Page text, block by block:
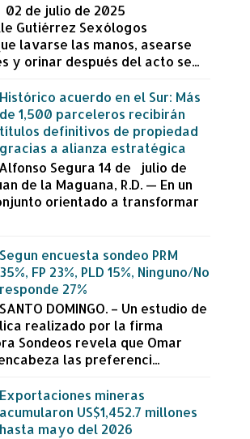
02 de julio de 2025
Gutiérrez Sexólogos
lavarse las manos, asearse
y orinar después del acto se...
Histórico acuerdo en el Sur: Más
de 1,500 parceleros recibirán
títulos definitivos de propiedad
gracias a alianza estratégica
Segura 14 de julio de
de la Maguana, R.D. — En un
orientado a transformar
Segun encuesta sondeo PRM
35%, FP 23%, PLD 15%, Ninguno/No
responde 27%
SANTO DOMINGO. – Un estudio de
realizado por la firma
Sondeos revela que Omar
las preferenci...
Exportaciones mineras
acumularon US$1,452.7 millones
hasta mayo del 2026